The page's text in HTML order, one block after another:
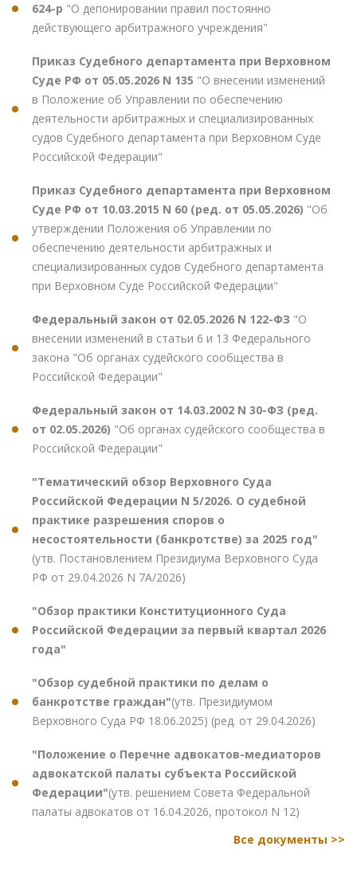
624-р "О депонировании правил постоянно
действующего арбитражного учреждения"
Приказ Судебного департамента при Верховном
Суде РФ от 05.05.2026 N 135 "О внесении изменений
в Положение об Управлении по обеспечению
деятельности арбитражных и специализированных
судов Судебного департамента при Верховном Суде
Российской Федерации"
Приказ Судебного департамента при Верховном
Суде РФ от 10.03.2015 N 60 (ред. от 05.05.2026) "Об
утверждении Положения об Управлении по
обеспечению деятельности арбитражных и
специализированных судов Судебного департамента
при Верховном Суде Российской Федерации"
Федеральный закон от 02.05.2026 N 122-ФЗ "О
внесении изменений в статьи 6 и 13 Федерального
закона "Об органах судейского сообщества в
Российской Федерации"
Федеральный закон от 14.03.2002 N 30-ФЗ (ред.
от 02.05.2026) "Об органах судейского сообщества в
Российской Федерации"
"Тематический обзор Верховного Суда
Российской Федерации N 5/2026. О судебной
практике разрешения споров о
несостоятельности (банкротстве) за 2025 год"
(утв. Постановлением Президиума Верховного Суда
РФ от 29.04.2026 N 7А/2026)
"Обзор практики Конституционного Суда
Российской Федерации за первый квартал 2026
года"
"Обзор судебной практики по делам о
банкротстве граждан"(утв. Президиумом
Верховного Суда РФ 18.06.2025) (ред. от 29.04.2026)
"Положение о Перечне адвокатов-медиаторов
адвокатской палаты субъекта Российской
Федерации"(утв. решением Совета Федеральной
палаты адвокатов от 16.04.2026, протокол N 12)
Все документы >>